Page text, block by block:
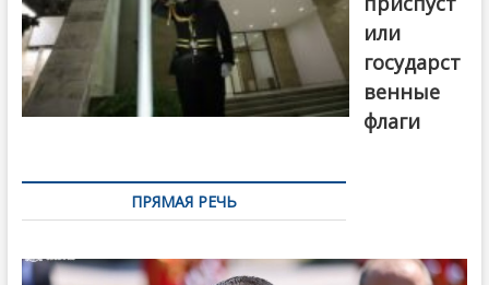
или
государст
венные
флаги
ПРЯМАЯ РЕЧЬ